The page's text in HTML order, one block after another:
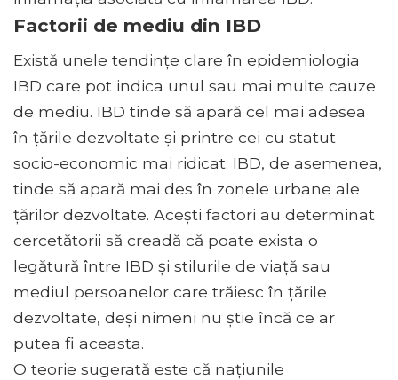
Factorii de mediu din IBD
Există unele tendințe clare în epidemiologia
IBD care pot indica unul sau mai multe cauze
de mediu. IBD tinde să apară cel mai adesea
în țările dezvoltate și printre cei cu statut
socio-economic mai ridicat. IBD, de asemenea,
tinde să apară mai des în zonele urbane ale
țărilor dezvoltate. Acești factori au determinat
cercetătorii să creadă că poate exista o
legătură între IBD și stilurile de viață sau
mediul persoanelor care trăiesc în țările
dezvoltate, deși nimeni nu știe încă ce ar
putea fi aceasta.
O teorie sugerată este că națiunile